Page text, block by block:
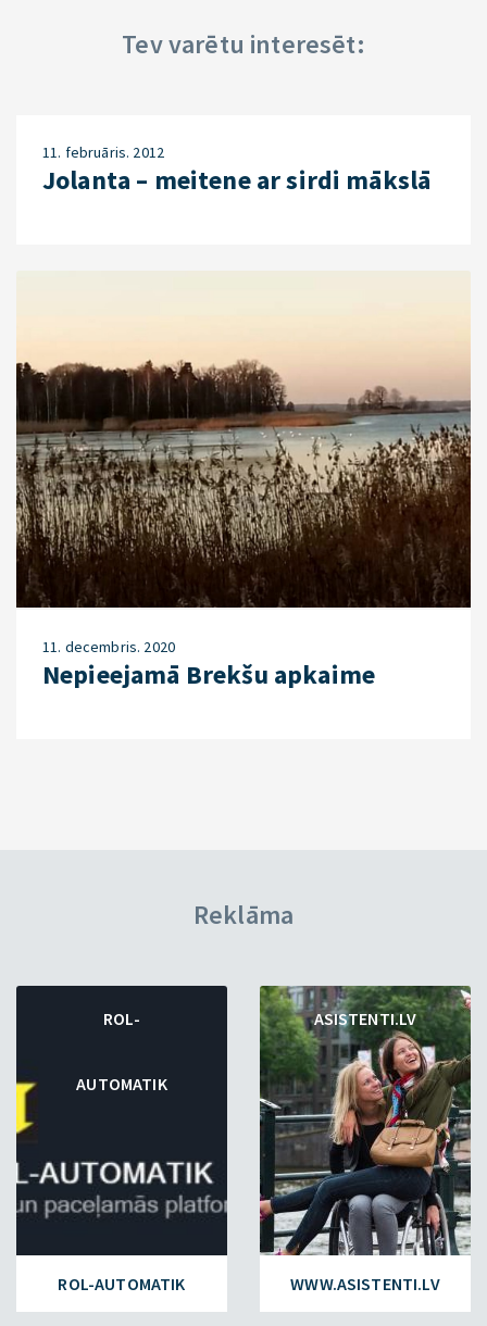
Tev varētu interesēt:
11. februāris. 2012
Jolanta – meitene ar sirdi mākslā
11. decembris. 2020
Nepieejamā Brekšu apkaime
Reklāma
ROL-
AUTOMATIK
ROL-AUTOMATIK
ASISTENTI.LV
WWW.ASISTENTI.LV